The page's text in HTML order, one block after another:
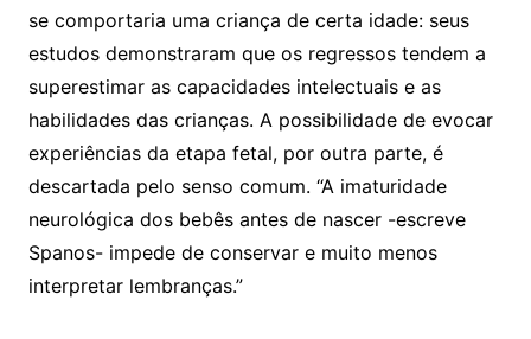
se comportaria uma criança de certa idade: seus
estudos demonstraram que os regressos tendem a
superestimar as capacidades intelectuais e as
habilidades das crianças. A possibilidade de evocar
experiências da etapa fetal, por outra parte, é
descartada pelo senso comum. “A imaturidade
neurológica dos bebês antes de nascer -escreve
Spanos- impede de conservar e muito menos
interpretar lembranças.”